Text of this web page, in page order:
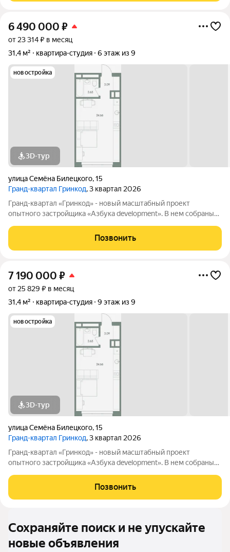
6 490 000 ₽
от 23 314 ₽ в месяц
31,4 м²
квартира-студия 6 этаж из 9
новостройка
3D-тур
улица Семёна Билецкого,15
Гранд-квартал Гринкод, 3 квартал 2026
Гранд-квартал «Гринкод» - новый масштабный проект
опытного застройщика «Азбука development». В нем собраны
чтобы создать среду для счастливой семейной жизни. Квартал
расположен в 44 микрорайоне
Позвонить
7 190 000 ₽
от 25 829 ₽ в месяц
31,4 м²
квартира-студия 9 этаж из 9
новостройка
3D-тур
улица Семёна Билецкого,15
Гранд-квартал Гринкод, 3 квартал 2026
Гранд-квартал «Гринкод» - новый масштабный проект
опытного застройщика «Азбука development». В нем собраны
чтобы создать среду для счастливой семейной жизни. Квартал
расположен в 44 микрорайоне
Позвонить
Сохраняйте поиск и не упускайте
новые объявления